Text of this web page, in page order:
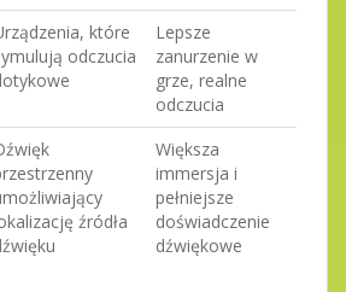
które
odczucia
Lepsze
zanurzenie w
grze, realne
odczucia
źródła
Większa
immersja i
pełniejsze
doświadczenie
dźwiękowe